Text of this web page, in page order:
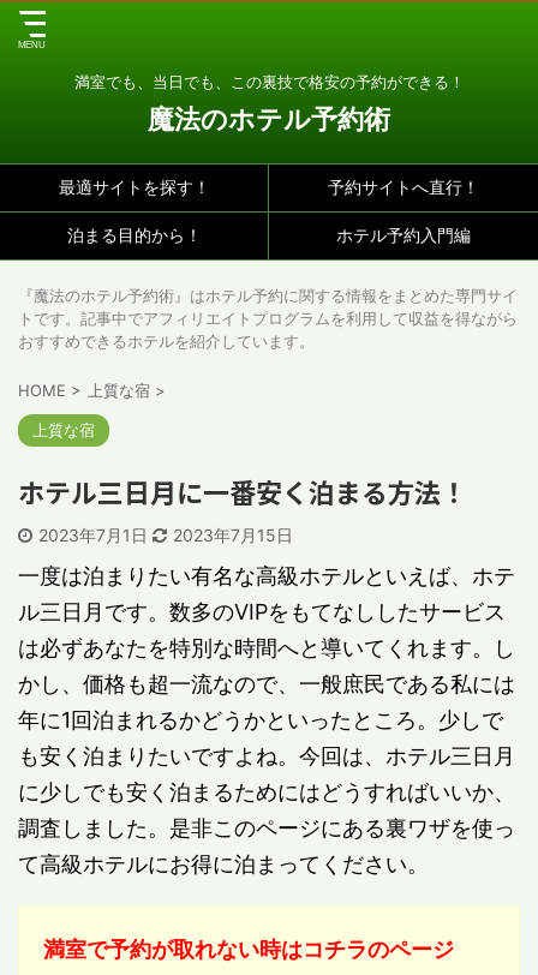
満室でも、当日でも、この裏技で格安の予約ができる！
魔法のホテル予約術
最適サイトを探す！ 予約サイトへ直行！
泊まる目的から！ ホテル予約入門編
『魔法のホテル予約術』はホテル予約に関する情報をまとめた専門サイ
トです。記事中でアフィリエイトプログラムを利用して収益を得ながら
おすすめできるホテルを紹介しています。
HOME > 上質な宿 >
上質な宿
ホテル三日月に一番安く泊まる方法！
2023年7月1日 2023年7月15日
一度は泊まりたい有名な高級ホテルといえば、ホテ
ル三日月です。数多のVIPをもてなししたサービス
は必ずあなたを特別な時間へと導いてくれます。し
かし、価格も超一流なので、一般庶民である私には
年に1回泊まれるかどうかといったところ。少しで
も安く泊まりたいですよね。今回は、ホテル三日月
に少しでも安く泊まるためにはどうすればいいか、
調査しました。是非このページにある裏ワザを使っ
て高級ホテルにお得に泊まってください。
満室で予約が取れない時はコチラのページ